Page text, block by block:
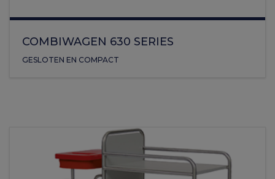
COMBIWAGEN 630 SERIES
GESLOTEN EN COMPACT